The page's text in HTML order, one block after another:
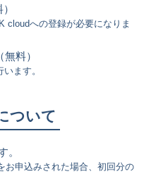
cloudへの登録が必要になりま
料）
ます。
ついて
。
お申込みされた場合、初回分の